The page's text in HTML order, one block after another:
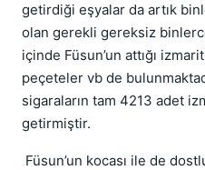
getirdiği eşyalar da artık
olan gerekli gereksiz
içinde Füsun’un attığı
peçeteler vb de
sigaraların tam 4213 adet
getirmiştir.
Füsun’un kocası ile de